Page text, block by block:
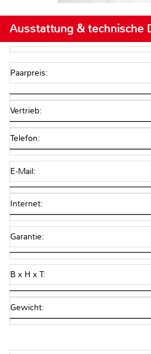
Ausstattung & technische
Paarpreis:
Vertrieb:
Telefon:
E-Mail:
Internet:
Garantie:
B x H x T:
Gewicht: